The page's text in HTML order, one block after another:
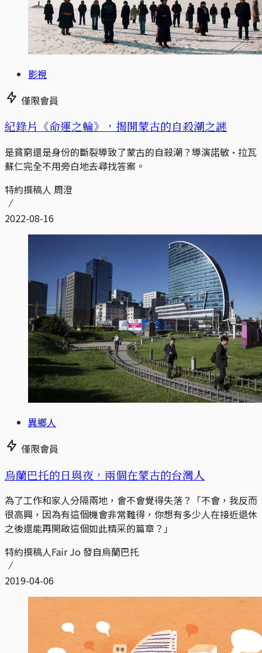
影視
僅限會員
紀錄片《命運之輪》，揭開蒙古的自殺潮之謎
是貧窮還是身份的斷裂導致了蒙古的自殺潮？導演諾敏·拉瓦
蘇仁完全不用旁白地去尋找答案。
特約撰稿人 周澄
2022-08-16
異鄉人
僅限會員
烏蘭巴托的日與夜，兩個在蒙古的台灣人
為了工作和家人分隔兩地，會不會覺得失落？「不會，我反而
很高興，因為有這個機會非常難得，你想有多少人在接近退休
之後還能再開啟這個如此精采的篇章？」
特約撰稿人Fair Jo 發自烏蘭巴托
2019-04-06